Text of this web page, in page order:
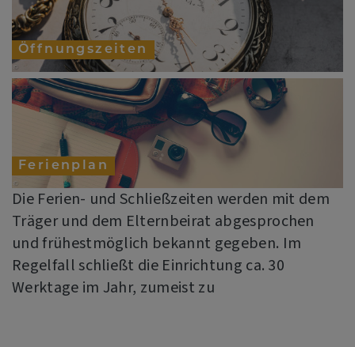
Öffnungszeiten
Ferienplan
Die Ferien- und Schließzeiten werden mit dem
Träger und dem Elternbeirat abgesprochen
und frühestmöglich bekannt gegeben. Im
Regelfall schließt die Einrichtung ca. 30
Werktage im Jahr, zumeist zu